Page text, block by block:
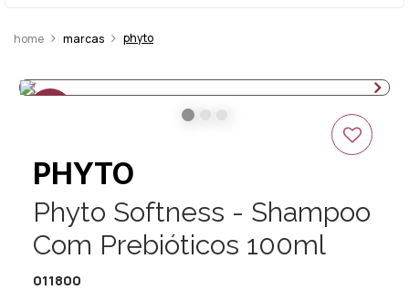
marcas phyto
PHYTO
Phyto Softness - Shampoo
Com Prebióticos 100ml
011800